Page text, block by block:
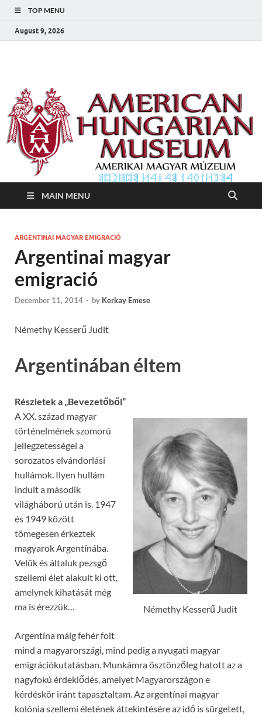
TOP MENU
August 9, 2026
Amerikai Magyar
Múzeum
MAIN MENU
ARGENTINAI MAGYAR EMIGRACIÓ
Argentinai magyar
emigració
December 11, 2014 - by Kerkay Emese
Némethy Kesserű Judit
Argentinában éltem
Részletek a „Bevezetőből”
Némethy Kesserű Judit
A XX. század magyar
történelmének szomorú
jellegzetességei a
sorozatos elvándorlási
hullámok. Ilyen hullám
indult a második
világháború után is. 1947
és 1949 között
tömegesen érkeztek
magyarok Argentínába.
Velük és általuk pezsgő
szellemi élet alakult ki ott,
amelynek kihatását még
ma is érezzük…
Argentína máig fehér folt
mind a magyarországi, mind pedig a nyugati magyar
emigrációkutatásban. Munkámra ösztönzőleg hatott az a
nagyfokú érdeklődés, amelyet Magyarországon e
kérdéskör iránt tapasztaltam. Az argentínai magyar
kolónia szellemi életének áttekintésére az idő is sürgetett,